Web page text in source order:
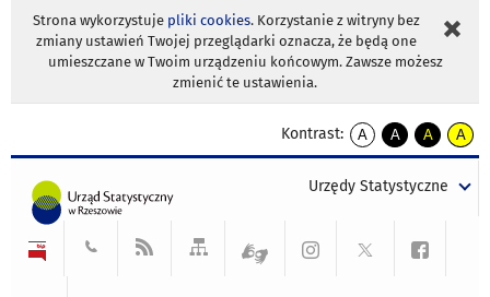
Strona wykorzystuje pliki cookies. Korzystanie z witryny bez
zmiany ustawień Twojej przeglądarki oznacza, że będą one
umieszczane w Twoim urządzeniu końcowym. Zawsze możesz
zmienić te ustawienia.
Kontrast:
A
kontrast
A
kontrast
tekst
czarnym
A
kontrast
tekst
czarnym
A
tekst
żółtym
Urzędy Statystyczne